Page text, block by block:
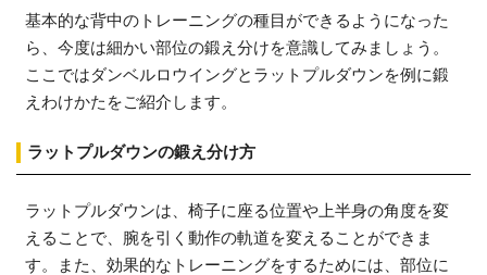
基本的な背中のトレーニングの種目ができるようになった
ら、今度は細かい部位の鍛え分けを意識してみましょう。
ここではダンベルロウイングとラットプルダウンを例に鍛
えわけかたをご紹介します。
ラットプルダウンの鍛え分け方
ラットプルダウンは、椅子に座る位置や上半身の角度を変
えることで、腕を引く動作の軌道を変えることができま
す。また、効果的なトレーニングをするためには、部位に